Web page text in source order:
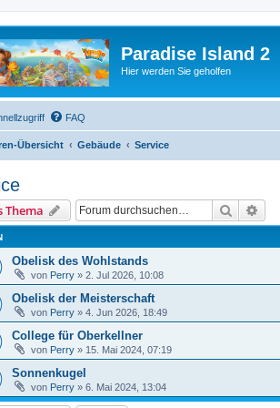
Paradise Island 2
Hier werden Sie geholfen
FAQ
Übersicht Gebäude Service
Thema Suche
Obelisk des Wohlstands
von Perry » 2. Jul 2026, 10:08
Obelisk der Meisterschaft
von Perry » 4. Jun 2026, 18:49
College für Oberkellner
von Perry » 15. Mai 2024, 07:19
Sonnenkugel
von Perry » 6. Mai 2024, 13:04